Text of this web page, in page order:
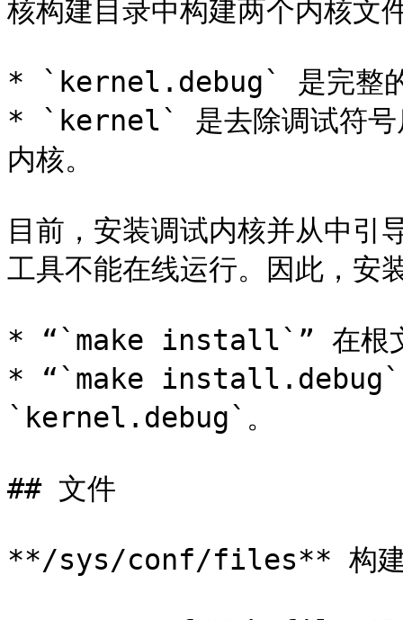
核构建目录中构建两个内核文
* `kernel.debug` 是完整的
* `kernel` 是去除调试符号
内核。
目前，安装调试内核并从中引
工具不能在线运行。因此，安
* “`make install`” 在根
* “`make install.debug`”
`kernel.debug`。
## 文件
**/sys/conf/files** 构建系